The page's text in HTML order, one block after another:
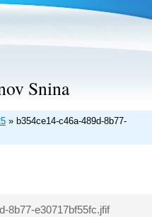
Snina
» b354ce14-c46a-489d-8b77-
8b77-e30717bf55fc.jfif